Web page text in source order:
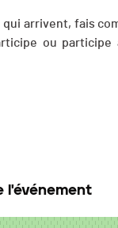
qui arrivent, fais
ou participe
l'événement